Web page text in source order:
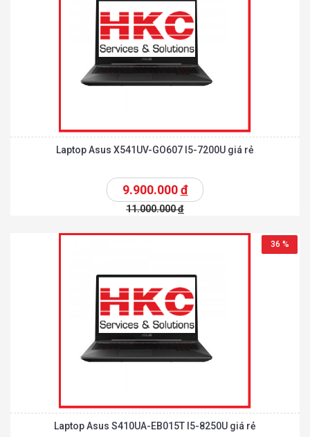
Laptop Asus X541UV-GO607 I5-7200U giá rẻ
9.900.000đ
11.000.000đ
36 %
Laptop Asus S410UA-EB015T I5-8250U giá rẻ